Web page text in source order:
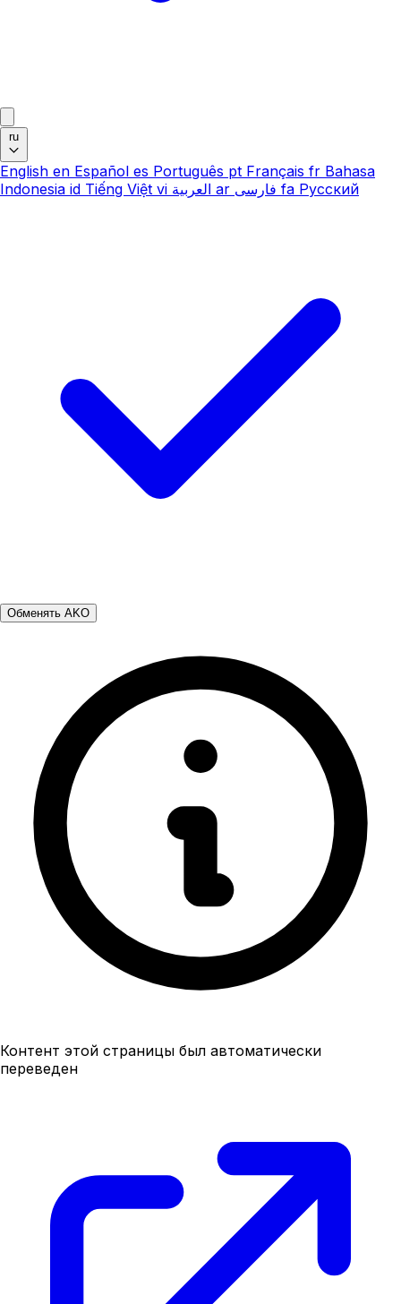
ru
English en Español es Português pt Français fr Bahasa
Indonesia id Tiếng Việt vi العربية ar فارسی fa Русский
Обменять AKO
Контент этой страницы был автоматически
переведен